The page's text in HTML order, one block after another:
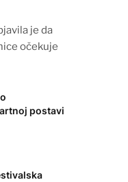
je da
očekuje
postavi